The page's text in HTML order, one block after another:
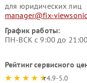
для юридических лиц
manager@fix-
График работы:
ПН-ВСК с 9:00 до
Рейтинг сервисного
4.9-5.0